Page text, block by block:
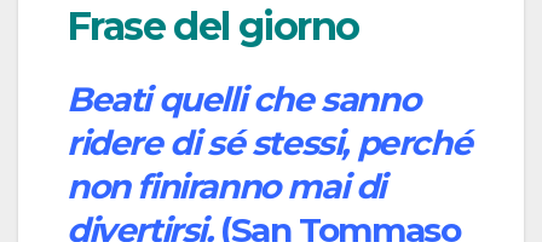
Frase del giorno
Beati quelli che sanno
ridere di sé stessi, perché
non finiranno mai di
divertirsi.(San Tommaso